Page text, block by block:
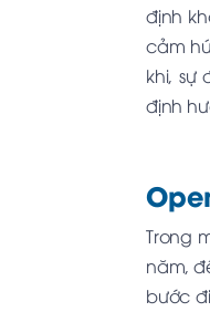
định
cảm
khi, sự
định
Trong
năm,
bước